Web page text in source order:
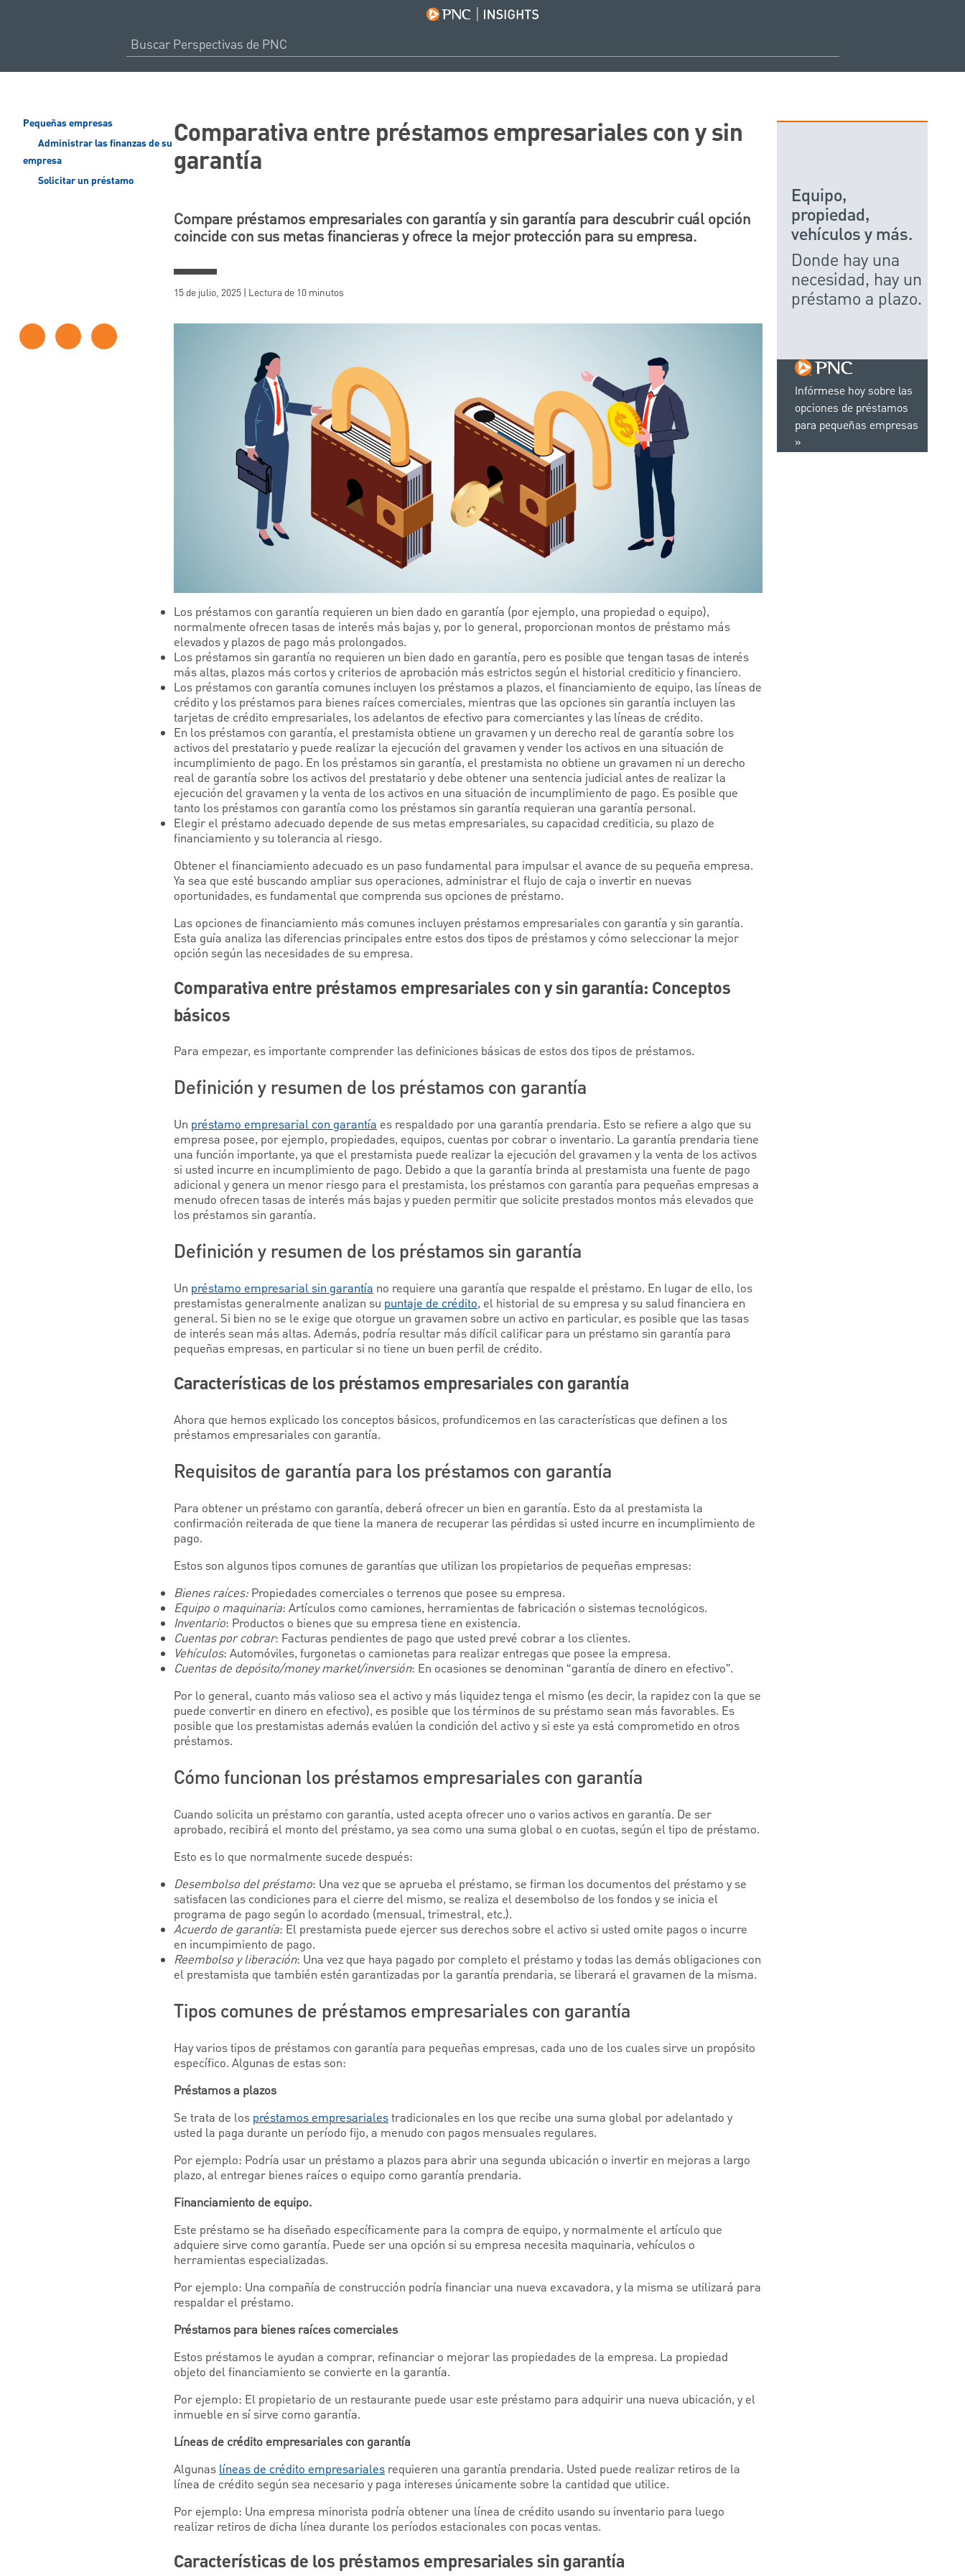
Pequeñas empresas
Administrar las finanzas de su
empresa
Solicitar un préstamo
Comparativa entre préstamos empresariales con y sin
garantía
Compare préstamos empresariales con garantía y sin garantía para descubrir cuál opción
coincide con sus metas financieras y ofrece la mejor protección para su empresa.
15 de julio, 2025 | Lectura de 10 minutos
Los préstamos con garantía requieren un bien dado en garantía (por ejemplo, una propiedad o equipo),
normalmente ofrecen tasas de interés más bajas y, por lo general, proporcionan montos de préstamo más
elevados y plazos de pago más prolongados.
Los préstamos sin garantía no requieren un bien dado en garantía, pero es posible que tengan tasas de interés
más altas, plazos más cortos y criterios de aprobación más estrictos según el historial crediticio y financiero.
Los préstamos con garantía comunes incluyen los préstamos a plazos, el financiamiento de equipo, las líneas de
crédito y los préstamos para bienes raíces comerciales, mientras que las opciones sin garantía incluyen las
tarjetas de crédito empresariales, los adelantos de efectivo para comerciantes y las líneas de crédito.
En los préstamos con garantía, el prestamista obtiene un gravamen y un derecho real de garantía sobre los
activos del prestatario y puede realizar la ejecución del gravamen y vender los activos en una situación de
incumplimiento de pago. En los préstamos sin garantía, el prestamista no obtiene un gravamen ni un derecho
real de garantía sobre los activos del prestatario y debe obtener una sentencia judicial antes de realizar la
ejecución del gravamen y la venta de los activos en una situación de incumplimiento de pago. Es posible que
tanto los préstamos con garantía como los préstamos sin garantía requieran una garantía personal.
Elegir el préstamo adecuado depende de sus metas empresariales, su capacidad crediticia, su plazo de
financiamiento y su tolerancia al riesgo.
Obtener el financiamiento adecuado es un paso fundamental para impulsar el avance de su pequeña empresa.
Ya sea que esté buscando ampliar sus operaciones, administrar el flujo de caja o invertir en nuevas
oportunidades, es fundamental que comprenda sus opciones de préstamo.
Las opciones de financiamiento más comunes incluyen préstamos empresariales con garantía y sin garantía.
Esta guía analiza las diferencias principales entre estos dos tipos de préstamos y cómo seleccionar la mejor
opción según las necesidades de su empresa.
Comparativa entre préstamos empresariales con y sin garantía: Conceptos
básicos
Para empezar, es importante comprender las definiciones básicas de estos dos tipos de préstamos.
Definición y resumen de los préstamos con garantía
Un préstamo empresarial con garantía es respaldado por una garantía prendaria. Esto se refiere a algo que su
empresa posee, por ejemplo, propiedades, equipos, cuentas por cobrar o inventario. La garantía prendaria tiene
una función importante, ya que el prestamista puede realizar la ejecución del gravamen y la venta de los activos
si usted incurre en incumplimiento de pago. Debido a que la garantía brinda al prestamista una fuente de pago
adicional y genera un menor riesgo para el prestamista, los préstamos con garantía para pequeñas empresas a
menudo ofrecen tasas de interés más bajas y pueden permitir que solicite prestados montos más elevados que
los préstamos sin garantía.
Definición y resumen de los préstamos sin garantía
Un préstamo empresarial sin garantía no requiere una garantía que respalde el préstamo. En lugar de ello, los
prestamistas generalmente analizan su puntaje de crédito, el historial de su empresa y su salud financiera en
general. Si bien no se le exige que otorgue un gravamen sobre un activo en particular, es posible que las tasas
de interés sean más altas. Además, podría resultar más difícil calificar para un préstamo sin garantía para
pequeñas empresas, en particular si no tiene un buen perfil de crédito.
Características de los préstamos empresariales con garantía
Ahora que hemos explicado los conceptos básicos, profundicemos en las características que definen a los
préstamos empresariales con garantía.
Requisitos de garantía para los préstamos con garantía
Para obtener un préstamo con garantía, deberá ofrecer un bien en garantía. Esto da al prestamista la
confirmación reiterada de que tiene la manera de recuperar las pérdidas si usted incurre en incumplimiento de
pago.
Estos son algunos tipos comunes de garantías que utilizan los propietarios de pequeñas empresas:
Bienes raíces: Propiedades comerciales o terrenos que posee su empresa.
Equipo o maquinaria: Artículos como camiones, herramientas de fabricación o sistemas tecnológicos.
Inventario: Productos o bienes que su empresa tiene en existencia.
Cuentas por cobrar: Facturas pendientes de pago que usted prevé cobrar a los clientes.
Vehículos: Automóviles, furgonetas o camionetas para realizar entregas que posee la empresa.
Cuentas de depósito/money market/inversión: En ocasiones se denominan “garantía de dinero en efectivo”.
Por lo general, cuanto más valioso sea el activo y más liquidez tenga el mismo (es decir, la rapidez con la que se
puede convertir en dinero en efectivo), es posible que los términos de su préstamo sean más favorables. Es
posible que los prestamistas además evalúen la condición del activo y si este ya está comprometido en otros
préstamos.
Cómo funcionan los préstamos empresariales con garantía
Cuando solicita un préstamo con garantía, usted acepta ofrecer uno o varios activos en garantía. De ser
aprobado, recibirá el monto del préstamo, ya sea como una suma global o en cuotas, según el tipo de préstamo.
Esto es lo que normalmente sucede después:
Desembolso del préstamo: Una vez que se aprueba el préstamo, se firman los documentos del préstamo y se
satisfacen las condiciones para el cierre del mismo, se realiza el desembolso de los fondos y se inicia el
programa de pago según lo acordado (mensual, trimestral, etc.).
Acuerdo de garantía: El prestamista puede ejercer sus derechos sobre el activo si usted omite pagos o incurre
en incumpimiento de pago.
Reembolso y liberación: Una vez que haya pagado por completo el préstamo y todas las demás obligaciones con
el prestamista que también estén garantizadas por la garantía prendaria, se liberará el gravamen de la misma.
Tipos comunes de préstamos empresariales con garantía
Hay varios tipos de préstamos con garantía para pequeñas empresas, cada uno de los cuales sirve un propósito
específico. Algunas de estas son:
Préstamos a plazos
Se trata de los préstamos empresarialestradicionales en los que recibe una suma global por adelantado y
usted la paga durante un período fijo, a menudo con pagos mensuales regulares.
Por ejemplo: Podría usar un préstamo a plazos para abrir una segunda ubicación o invertir en mejoras a largo
plazo, al entregar bienes raíces o equipo como garantía prendaria.
Financiamiento de equipo.
Este préstamo se ha diseñado específicamente para la compra de equipo, y normalmente el artículo que
adquiere sirve como garantía. Puede ser una opción si su empresa necesita maquinaria, vehículos o
herramientas especializadas.
Por ejemplo: Una compañía de construcción podría financiar una nueva excavadora, y la misma se utilizará para
respaldar el préstamo.
Préstamos para bienes raíces comerciales
Estos préstamos le ayudan a comprar, refinanciar o mejorar las propiedades de la empresa. La propiedad
objeto del financiamiento se convierte en la garantía.
Por ejemplo: El propietario de un restaurante puede usar este préstamo para adquirir una nueva ubicación, y el
inmueble en sí sirve como garantía.
Líneas de crédito empresariales con garantía
Algunaslíneas de crédito empresariales requieren una garantía prendaria. Usted puede realizar retiros de la
línea de crédito según sea necesario y paga intereses únicamente sobre la cantidad que utilice.
Por ejemplo: Una empresa minorista podría obtener una línea de crédito usando su inventario para luego
realizar retiros de dicha línea durante los períodos estacionales con pocas ventas.
Características de los préstamos empresariales sin garantía
Infórmese hoy sobre las
opciones de préstamos
para pequeñas empresas
Equipo,
propiedad,
vehículos y más.
Donde hay una
necesidad, hay un
préstamo a plazo.